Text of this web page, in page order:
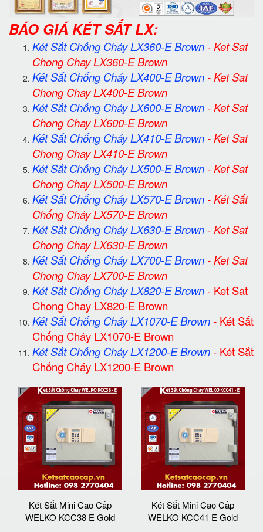
BÁO GIÁ KÉT SẮT LX:
Két Sắt Chống Cháy LX360-E Brown -Ket Sat
Chong Chay LX360-E Brown
Két Sắt Chống Cháy LX400-E Brown -Ket Sat
Chong Chay LX400-E Brown
Két Sắt Chống Cháy LX600-E Brown -Ket Sat
Chong Chay LX600-E Brown
Két Sắt Chống Cháy LX410-E Brown -Ket Sat
Chong Chay LX410-E Brown
Két Sắt Chống Cháy LX500-E Brown -Ket Sat
Chong Chay LX500-E Brown
Két Sắt Chống Cháy LX570-E Brown -Két Sắt
Chống Cháy LX570-E Brown
Két Sắt Chống Cháy LX630-E Brown -Ket Sat
Chong Chay LX630-E Brown
Két Sắt Chống Cháy LX700-E Brown -Ket Sat
Chong Chay LX700-E Brown
Két Sắt Chống Cháy LX820-E Brown - Ket Sat
Chong Chay LX820-E Brown
Két Sắt Chống Cháy LX1070-E Brown - Két Sắt
Chống Cháy LX1070-E Brown
Két Sắt Chống Cháy LX1200-E Brown - Két Sắt
Chống Cháy LX1200-E Brown
Két Sắt Mini Cao Cấp
WELKO KCC38 E Gold
Két Sắt Mini Cao Cấp
WELKO KCC41 E Gold